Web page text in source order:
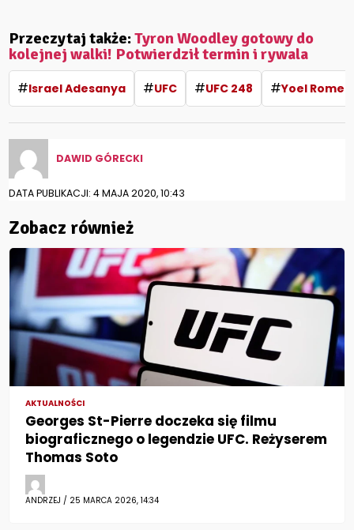
Przeczytaj także:Tyron Woodley gotowy do
kolejnej walki! Potwierdził termin i rywala
#Israel Adesanya #UFC #UFC 248 #Yoel
DAWID GÓRECKI
DATA PUBLIKACJI: 4 MAJA 2020, 10:43
Zobacz również
AKTUALNOŚCI
Georges St-Pierre doczeka się filmu
biograficznego o legendzie UFC. Reżyserem
Thomas Soto
ANDRZEJ / 25 MARCA 2026, 14:34